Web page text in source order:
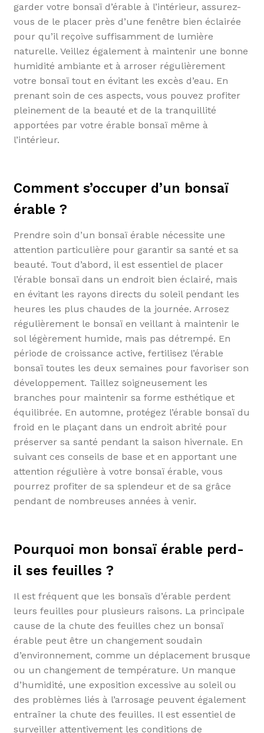
garder votre bonsaï d’érable à l’intérieur, assurez-
vous de le placer près d’une fenêtre bien éclairée
pour qu’il reçoive suffisamment de lumière
naturelle. Veillez également à maintenir une bonne
humidité ambiante et à arroser régulièrement
votre bonsaï tout en évitant les excès d’eau. En
prenant soin de ces aspects, vous pouvez profiter
pleinement de la beauté et de la tranquillité
apportées par votre érable bonsaï même à
l’intérieur.
Comment s’occuper d’un bonsaï
érable ?
Prendre soin d’un bonsaï érable nécessite une
attention particulière pour garantir sa santé et sa
beauté. Tout d’abord, il est essentiel de placer
l’érable bonsaï dans un endroit bien éclairé, mais
en évitant les rayons directs du soleil pendant les
heures les plus chaudes de la journée. Arrosez
régulièrement le bonsaï en veillant à maintenir le
sol légèrement humide, mais pas détrempé. En
période de croissance active, fertilisez l’érable
bonsaï toutes les deux semaines pour favoriser son
développement. Taillez soigneusement les
branches pour maintenir sa forme esthétique et
équilibrée. En automne, protégez l’érable bonsaï du
froid en le plaçant dans un endroit abrité pour
préserver sa santé pendant la saison hivernale. En
suivant ces conseils de base et en apportant une
attention régulière à votre bonsaï érable, vous
pourrez profiter de sa splendeur et de sa grâce
pendant de nombreuses années à venir.
Pourquoi mon bonsaï érable perd-
il ses feuilles ?
Il est fréquent que les bonsaïs d’érable perdent
leurs feuilles pour plusieurs raisons. La principale
cause de la chute des feuilles chez un bonsaï
érable peut être un changement soudain
d’environnement, comme un déplacement brusque
ou un changement de température. Un manque
d’humidité, une exposition excessive au soleil ou
des problèmes liés à l’arrosage peuvent également
entraîner la chute des feuilles. Il est essentiel de
surveiller attentivement les conditions de